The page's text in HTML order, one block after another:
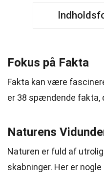
Fokus på Fakta
Fakta kan være
er 38 spændende fakta,
Naturens
Naturen er fuld af
skabninger. Her er